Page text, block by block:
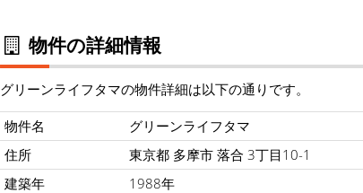
物件の詳細情報
グリーンライフタマの物件詳細は以下の通りです。
物件名
グリーンライフタマ
住所
東京都 多摩市 落合 3丁目10-1
建築年
1988年